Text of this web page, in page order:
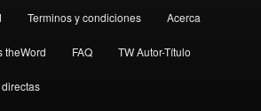
Terminos y condiciones Acerca
theWord FAQ TW Autor-Título